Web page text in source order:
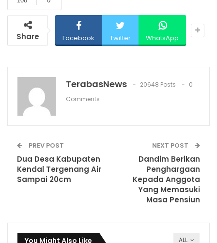
Share Facebook Twitter WhatsApp
TerabasNews 20648 Posts
0
Comments
PREV POST
Dua Desa Kabupaten
Kendal Tergenang Air
Sampai 20cm
NEXT POST
Dandim Berikan
Penghargaan
Kepada Anggota
Yang Memasuki
Masa Pensiun
ALL
You Might Also Like